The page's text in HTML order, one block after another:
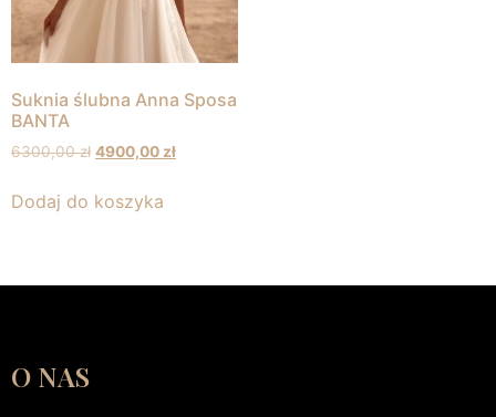
Suknia ślubna Anna Sposa
BANTA
6300,00zł 4900,00zł
Dodaj do koszyka
O NAS